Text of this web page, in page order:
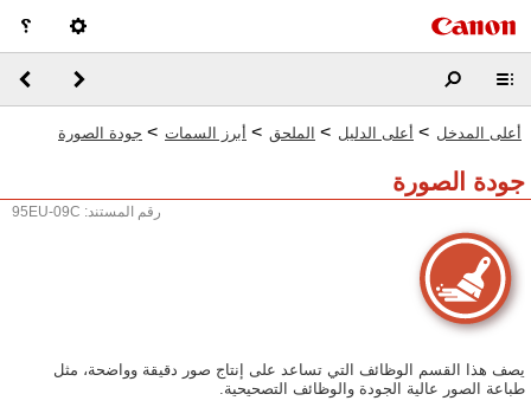
أعلى المدخل > أعلى الدليل > الملحق > أبرز السمات > جودة الصورة
جودة الصورة
رقم المستند: 95EU-09C
يصف هذا القسم الوظائف التي تساعد على إنتاج صور دقيقة وواضحة، مثل
طباعة الصور عالية الجودة والوظائف التصحيحية.